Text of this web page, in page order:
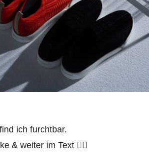
ich furchtbar.
& weiter im Text 👇🏻